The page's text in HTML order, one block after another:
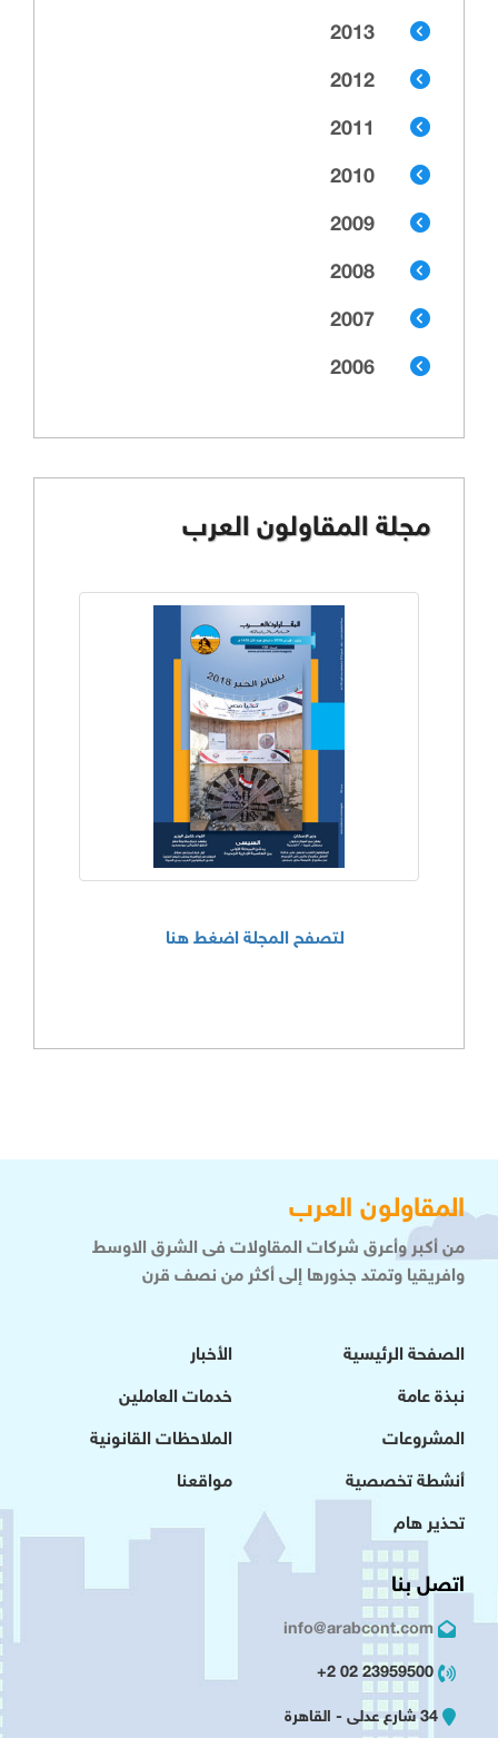
2013
2012
2011
2010
2009
2008
2007
2006
مجلة المقاولون العرب
لتصفح المجلة اضغط هنا
المقاولون العرب
من أكبر وأعرق شركات المقاولات فى الشرق الاوسط
وافريقيا وتمتد جذورها إلى أكثر من نصف قرن
الصفحة الرئيسية
نبذة عامة
المشروعات
أنشطة تخصصية
تحذير هام
الأخبار
خدمات العاملين
الملاحظات القانونية
مواقعنا
اتصل بنا
info@arabcont.com
23959500 02 2+
34 شارع عدلى - القاهرة